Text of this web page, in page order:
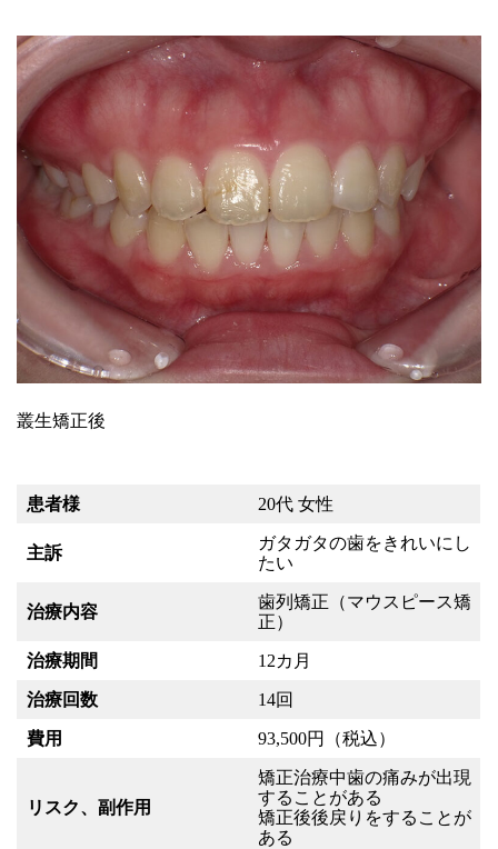
叢生矯正後
患者様 20代 女性
主訴
ガタガタの歯をきれいにし
たい
治療内容
歯列矯正（マウスピース矯
正）
治療期間 12カ月
治療回数 14回
費用 93,500円（税込）
リスク、副作用
矯正治療中歯の痛みが出現
することがある
矯正後後戻りをすることが
ある